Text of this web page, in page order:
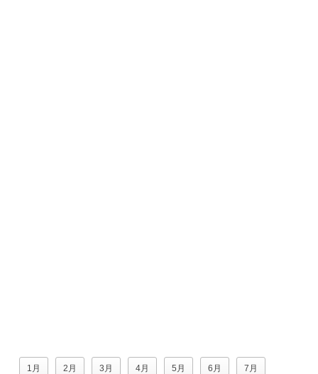
1月 2月 3月 4月 5月 6月 7月